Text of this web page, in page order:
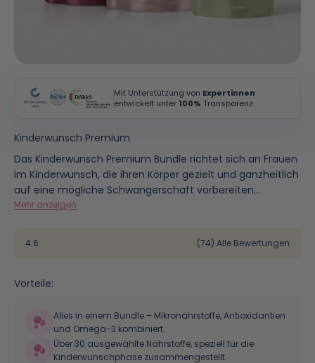
Mit Unterstützung von Expertinnen
entwickelt unter 100% Transparenz.
Kinderwunsch Premium
Das Kinderwunsch Premium Bundle richtet sich an Frauen
im Kinderwunsch, die ihren Körper gezielt und ganzheitlich
auf eine mögliche Schwangerschaft vorbereiten
möchten. Es ist besonders geeignet für alle, die nicht nur
umfassend abgestimmte Kombination setzen wollen.
Mehr anzeigen
4.6 (74) Alle Bewertungen
Vorteile:
Alles in einem Bundle – Mikronährstoffe, Antioxidantien
und Omega-3 kombiniert.
Über 30 ausgewählte Nährstoffe, speziell für die
Kinderwunschphase zusammengestellt.